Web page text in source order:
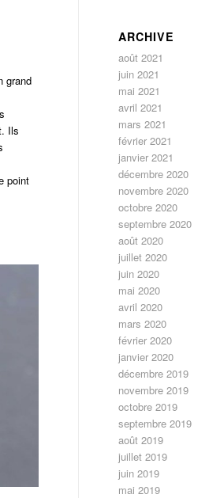
grand
Ils
point
ARCHIVE
août 2021
juin 2021
mai 2021
avril 2021
mars 2021
février 2021
janvier 2021
décembre 2020
novembre 2020
octobre 2020
septembre 2020
août 2020
juillet 2020
juin 2020
mai 2020
avril 2020
mars 2020
février 2020
janvier 2020
décembre 2019
novembre 2019
octobre 2019
septembre 2019
août 2019
juillet 2019
juin 2019
mai 2019